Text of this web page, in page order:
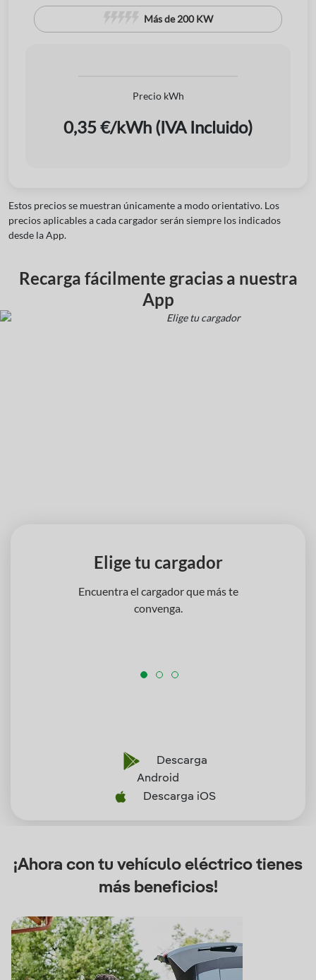
Más de 200 KW
Precio kWh
0,35 €/kWh (IVA Incluido)
Estos precios se muestran únicamente a modo orientativo. Los
precios aplicables a cada cargador serán siempre los indicados
desde la App.
Recarga fácilmente gracias a nuestra
App
Elige tu cargador
Encuentra el cargador que más te
convenga.
Descarga
Android
Descarga iOS
¡Ahora con tu vehículo eléctrico tienes
más beneficios!